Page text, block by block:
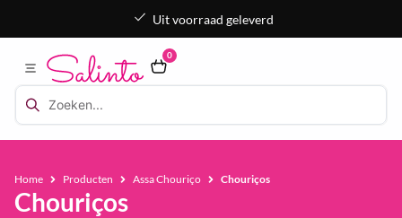
Uit voorraad geleverd
0
Home Producten Assa Chouriço Chouriços
Chouriços